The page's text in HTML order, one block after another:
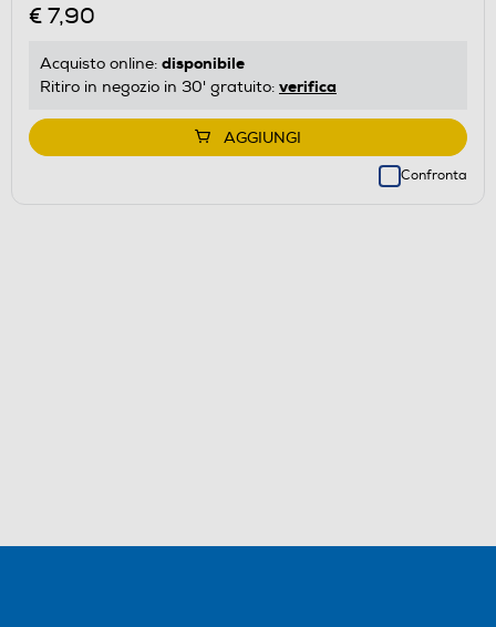
€ 7,90
Acquisto online: disponibile
Ritiro in negozio in 30' gratuito: verifica
AGGIUNGI
Confronta